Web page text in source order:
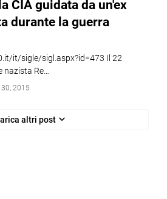
CIA guidata da un'ex
durante la guerra
it/sigle/sigl.aspx?id=473 Il 22
Re…
2015
altri post